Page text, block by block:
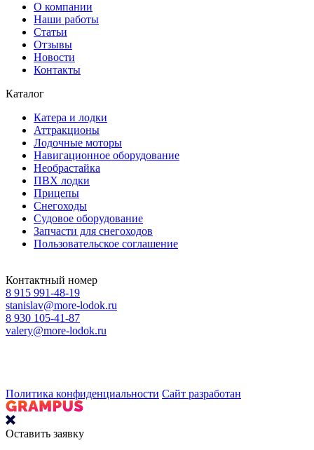
О компании
Наши работы
Статьи
Отзывы
Новости
Контакты
Каталог
Катера и лодки
Аттракционы
Лодочные моторы
Навигационное оборудование
Необрастайка
ПВХ лодки
Прицепы
Снегоходы
Судовое оборудование
Запчасти для снегоходов
Пользовательское соглашение
Контактный номер
8 915 991-48-19
stanislav@more-lodok.ru
8 930 105-41-87
valery@more-lodok.ru
Политика конфиденциальности Сайт разработан
Оставить заявку